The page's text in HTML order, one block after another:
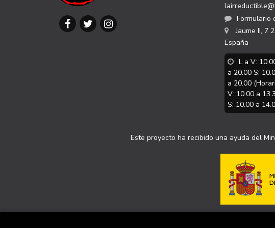
Formulario
Jaume II, 7
España
L a V:
a 20.00 S:
a 20.00
V: 10.00 a
S: 10.00 a
Este proyecto ha recibido una ayuda del